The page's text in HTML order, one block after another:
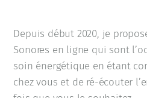
Depuis début 2020, je
Sonores en ligne qui sont
soin énergétique en étant
chez vous et de ré-écouter